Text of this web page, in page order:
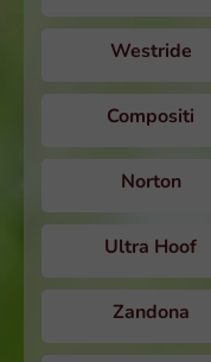
Westride
Compositi
Norton
Ultra Hoof
Zandona